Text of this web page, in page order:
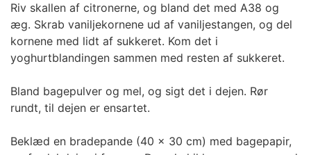
Riv skallen af citronerne, og bland det med A38 og
æg. Skrab vaniljekornene ud af vaniljestangen, og del
kornene med lidt af sukkeret. Kom det i
yoghurtblandingen sammen med resten af sukkeret.
Bland bagepulver og mel, og sigt det i dejen. Rør
rundt, til dejen er ensartet.
Beklæd en bradepande (40 x 30 cm) med bagepapir,